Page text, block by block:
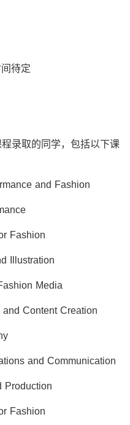
待定
录取的同学，包括以下课
and Fashion
Fashion
Illustration
Media
Content Creation
and Communication
Production
Fashion